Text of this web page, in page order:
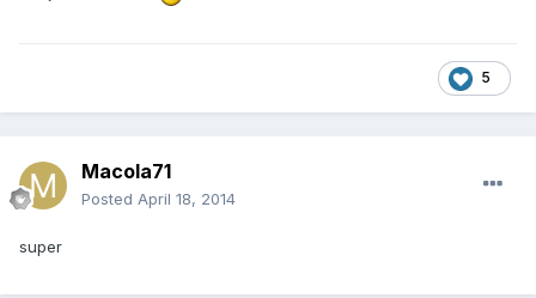
5
Macola71
Posted April 18, 2014
super